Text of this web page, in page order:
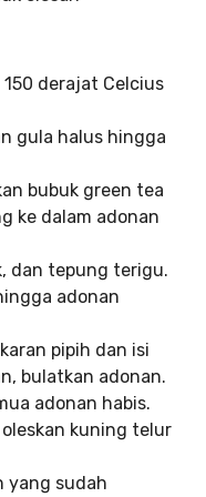
derajat Celcius
gula halus hingga
bubuk green tea
ke dalam adonan
dan tepung terigu.
adonan
pipih dan isi
bulatkan adonan.
adonan habis.
kuning telur
yang sudah